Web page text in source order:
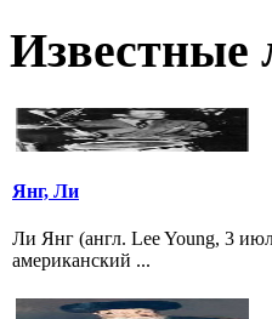
Известные
Янг, Ли
Ли Янг (англ. Lee Young, 3
американский ...